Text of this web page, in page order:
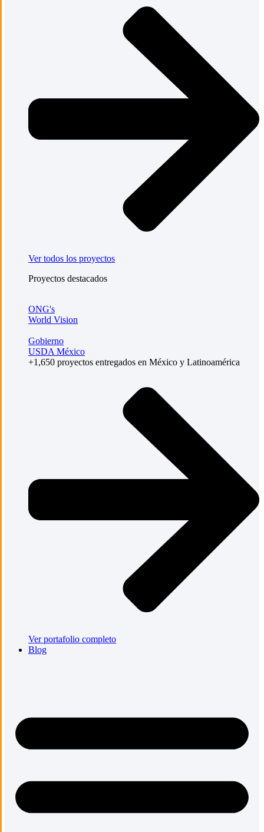
Ver todos los proyectos
Proyectos destacados
ONG's
World Vision
Gobierno
USDA México
+1,650 proyectos entregados en México y Latinoamérica
Ver portafolio completo
Blog